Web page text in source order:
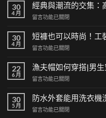
30
4 月
經典與潮流的交集：
在
典
與
潮
的
交
集：
街
風
留言功能已關閉
30
4 月
短褲也可以時尚！工
在
褲
也
可
時
尚！
工
留言功能已關閉
22
6 月
漁夫帽如何穿搭|男
在
夫
帽
如
留言功能已關閉
30
5 月
防水外套能用洗衣機
在
留言功能已關閉